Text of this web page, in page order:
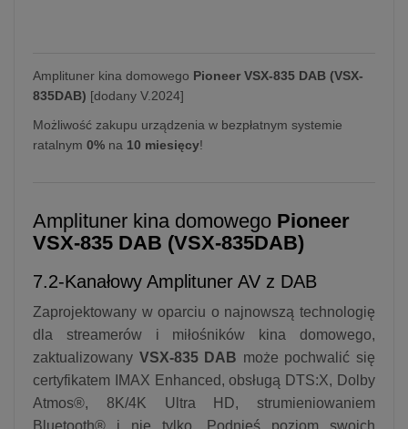
Amplituner kina domowego Pioneer VSX-835 DAB (VSX-
835DAB) [dodany V.2024]
Możliwość zakupu urządzenia w bezpłatnym systemie
ratalnym 0% na 10 miesięcy!
Amplituner kina domowego Pioneer
VSX-835 DAB (VSX-835DAB)
7.2-Kanałowy Amplituner AV z DAB
Zaprojektowany w oparciu o najnowszą technologię
dla streamerów i miłośników kina domowego,
zaktualizowany VSX-835 DAB może pochwalić się
certyfikatem IMAX Enhanced, obsługą DTS:X, Dolby
Atmos®, 8K/4K Ultra HD, strumieniowaniem
Bluetooth® i nie tylko. Podnieś poziom swoich